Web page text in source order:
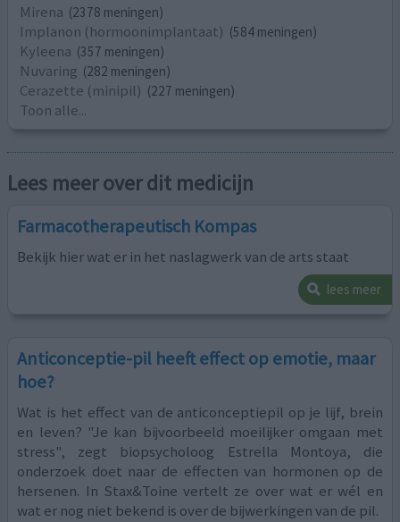
Mirena (2378 meningen)
Implanon (hormoonimplantaat) (584 meningen)
Kyleena (357 meningen)
Nuvaring (282 meningen)
Cerazette (minipil) (227 meningen)
Toon alle...
Lees meer over dit medicijn
Farmacotherapeutisch Kompas
Bekijk hier wat er in het naslagwerk van de arts staat
lees meer
Anticonceptie-pil heeft effect op emotie, maar
hoe?
Wat is het effect van de anticonceptiepil op je lijf, brein
en leven? "Je kan bijvoorbeeld moeilijker omgaan met
stress", zegt biopsycholoog Estrella Montoya, die
onderzoek doet naar de effecten van hormonen op de
hersenen. In Stax&Toine vertelt ze over wat er wél en
wat er nog niet bekend is over de bijwerkingen van de pil.